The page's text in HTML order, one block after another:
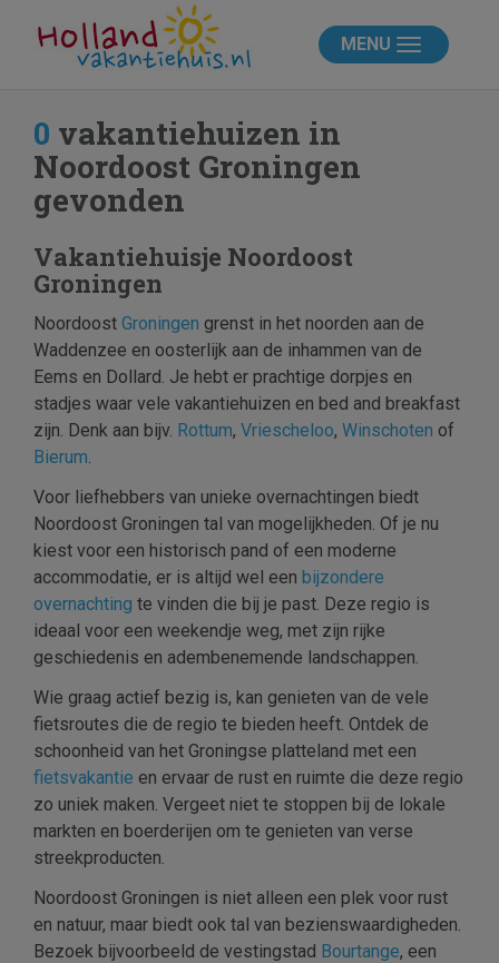
MENU
0 vakantiehuizen in
Noordoost Groningen
gevonden
Vakantiehuisje Noordoost
Groningen
Noordoost Groningen grenst in het noorden aan de
Waddenzee en oosterlijk aan de inhammen van de
Eems en Dollard. Je hebt er prachtige dorpjes en
stadjes waar vele vakantiehuizen en bed and breakfast
zijn. Denk aan bijv. Rottum, Vriescheloo, Winschoten of
Bierum.
Voor liefhebbers van unieke overnachtingen biedt
Noordoost Groningen tal van mogelijkheden. Of je nu
kiest voor een historisch pand of een moderne
accommodatie, er is altijd wel een bijzondere
overnachting te vinden die bij je past. Deze regio is
ideaal voor een weekendje weg, met zijn rijke
geschiedenis en adembenemende landschappen.
Wie graag actief bezig is, kan genieten van de vele
fietsroutes die de regio te bieden heeft. Ontdek de
schoonheid van het Groningse platteland met een
fietsvakantie en ervaar de rust en ruimte die deze regio
zo uniek maken. Vergeet niet te stoppen bij de lokale
markten en boerderijen om te genieten van verse
streekproducten.
Noordoost Groningen is niet alleen een plek voor rust
en natuur, maar biedt ook tal van bezienswaardigheden.
Bezoek bijvoorbeeld de vestingstad Bourtange, een